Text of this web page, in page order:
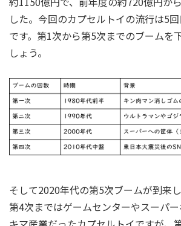
した。今回のカプセルトイの流行は5回
です。第1次から第5次までのブームを
しょう。
そして2020年代の第5次ブームが到来
第4次まではゲームセンターやスーパ